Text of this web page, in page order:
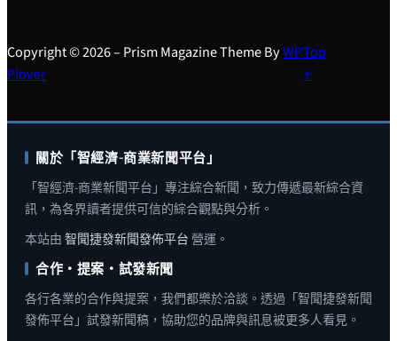
Copyright © 2026 – Prism Magazine Theme ByWP
Plover
Top
↑
關於「智經濟-商業新聞平台」
「智經濟-商業新聞平台」專注綜合新聞，致力傳遞最新綜合資
訊，為各界讀者提供可信的綜合觀點與分析。
本站由 智聞捷發新聞發佈平台 營運。
合作・提案・試發新聞
各行各業的合作與提案，我們都樂於洽談。透過「智聞捷發新聞
發佈平台」試發新聞稿，協助您的品牌與訊息被更多人看見。